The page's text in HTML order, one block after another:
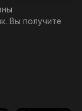
Вы получите